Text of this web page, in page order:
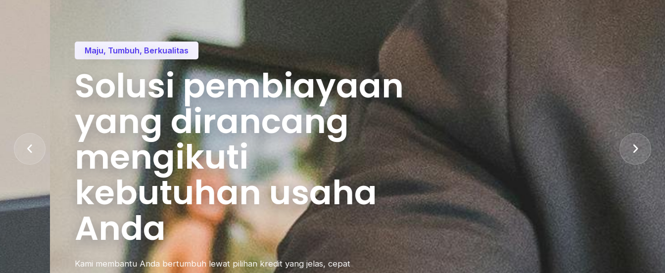
Maju, Tumbuh, Berkualitas
Solusi pembiayaan
yang dirancang
mengikuti
kebutuhan usaha
Anda
Kami membantu Anda bertumbuh lewat pilihan kredit yang jelas, cepat